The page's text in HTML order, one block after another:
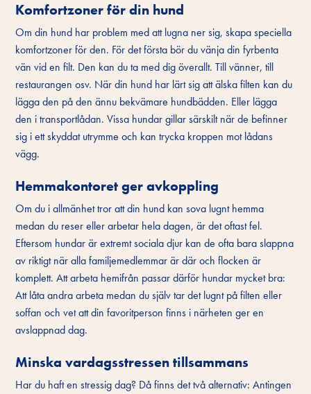
Komfortzoner för din hund
Om din hund har problem med att lugna ner sig, skapa speciella
komfortzoner för den. För det första bör du vänja din fyrbenta
vän vid en filt. Den kan du ta med dig överallt. Till vänner, till
restaurangen osv. När din hund har lärt sig att älska filten kan du
lägga den på den ännu bekvämare hundbädden. Eller lägga
den i transportlådan. Vissa hundar gillar särskilt när de befinner
sig i ett skyddat utrymme och kan trycka kroppen mot lådans
vägg.
Hemmakontoret ger avkoppling
Om du i allmänhet tror att din hund kan sova lugnt hemma
medan du reser eller arbetar hela dagen, är det oftast fel.
Eftersom hundar är extremt sociala djur kan de ofta bara slappna
av riktigt när alla familjemedlemmar är där och flocken är
komplett. Att arbeta hemifrån passar därför hundar mycket bra:
Att låta andra arbeta medan du själv tar det lugnt på filten eller
soffan och vet att din favoritperson finns i närheten ger en
avslappnad dag.
Minska vardagsstressen tillsammans
Har du haft en stressig dag? Då finns det två alternativ: Antingen